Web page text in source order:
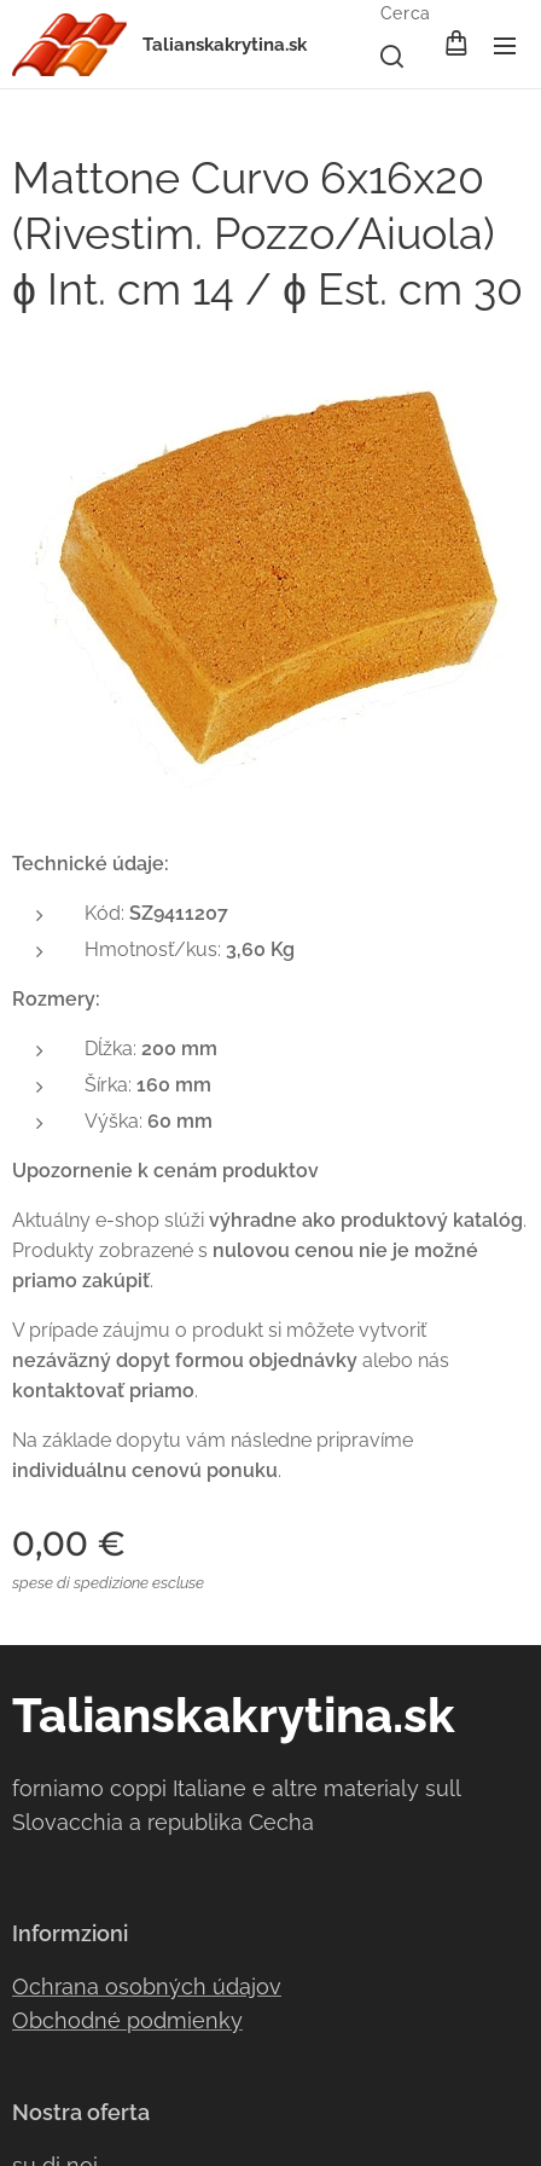
Talianskakrytina.sk
Cerca
Mattone Curvo 6x16x20
(Rivestim. Pozzo/Aiuola)
ɸ Int. cm 14 / ɸ Est. cm 30
Technické údaje:
Kód: SZ9411207
Hmotnosť/kus: 3,60 Kg
Rozmery:
Dĺžka: 200 mm
Šírka: 160 mm
Výška: 60 mm
Upozornenie k cenám produktov
Aktuálny e-shop slúži výhradne ako produktový katalóg.
Produkty zobrazené s nulovou cenou nie je možné
priamo zakúpiť.
V prípade záujmu o produkt si môžete vytvoriť
nezáväzný dopyt formou objednávky alebo nás
kontaktovať priamo.
Na základe dopytu vám následne pripravíme
individuálnu cenovú ponuku.
0,00 €
spese di spedizione escluse
Talianskakrytina.sk
forniamo coppi Italiane e altre materialy sull
Slovacchia a republika Cecha
Informzioni
Ochrana osobných údajov
Obchodné podmienky
Nostra oferta